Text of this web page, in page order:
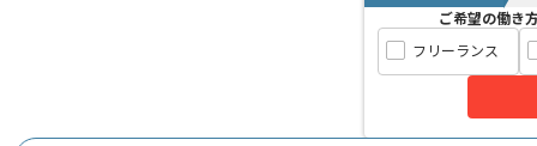
ご希望の働き
フリーランス